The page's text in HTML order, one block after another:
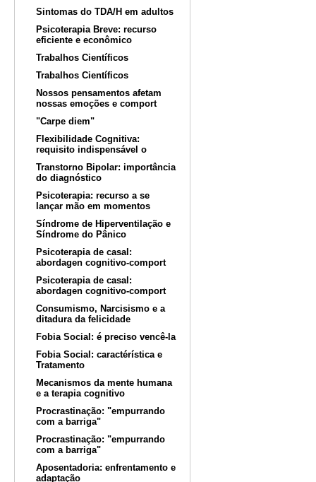
Sintomas do TDA/H em adultos
Psicoterapia Breve: recurso
eficiente e econômico
Trabalhos Científicos
Trabalhos Científicos
Nossos pensamentos afetam
nossas emoções e comport
"Carpe diem"
Flexibilidade Cognitiva:
requisito indispensável o
Transtorno Bipolar: importância
do diagnóstico
Psicoterapia: recurso a se
lançar mão em momentos
Síndrome de Hiperventilação e
Síndrome do Pânico
Psicoterapia de casal:
abordagen cognitivo-comport
Psicoterapia de casal:
abordagen cognitivo-comport
Consumismo, Narcisismo e a
ditadura da felicidade
Fobia Social: é preciso vencê-la
Fobia Social: caractérística e
Tratamento
Mecanismos da mente humana
e a terapia cognitivo
Procrastinação: "empurrando
com a barriga"
Procrastinação: "empurrando
com a barriga"
Aposentadoria: enfrentamento e
adaptação